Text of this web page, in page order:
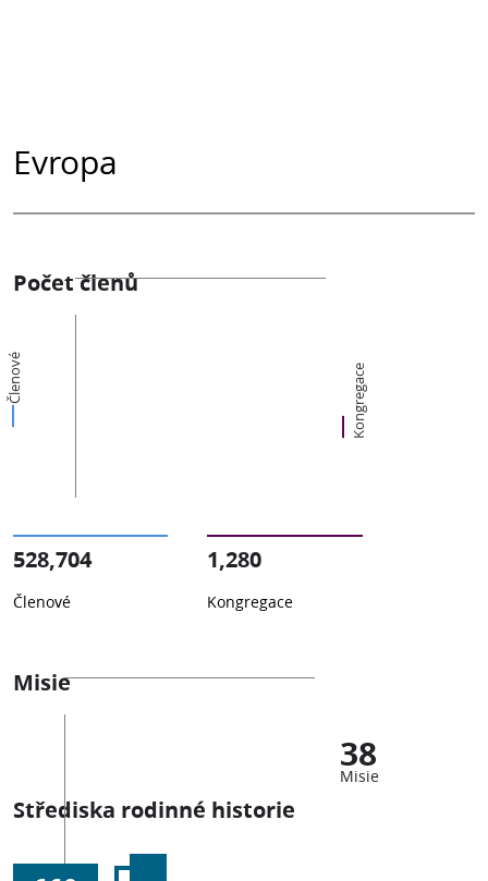
Evropa
Počet členů
Členové Kongregace
528,704
Členové
1,280
Kongregace
Misie
38
Misie
Střediska rodinné historie